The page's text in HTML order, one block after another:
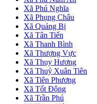
Xã Phú Nghĩa
Xã Phụng Châu
Xã Quảng Bị
Xã Tân Tiến
Xã Thanh Bình
Xã Thượng Vực
Xã Thụy Hương
Xã Thuỷ Xuân Tiên
Xã Tiên Phương
Xã Tốt Động
Xã Trần Phú